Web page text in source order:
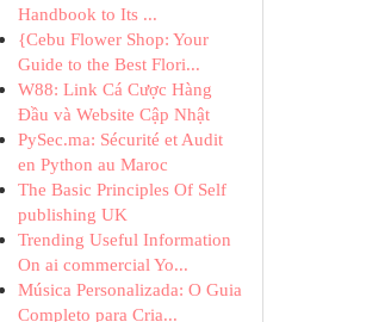
Handbook to Its ...
{Cebu Flower Shop: Your
Guide to the Best Flori...
W88: Link Cá Cược Hàng
Đầu và Website Cập Nhật
PySec.ma: Sécurité et Audit
en Python au Maroc
The Basic Principles Of Self
publishing UK
Trending Useful Information
On ai commercial Yo...
Música Personalizada: O Guia
Completo para Cria...